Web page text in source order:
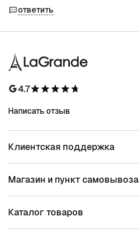
ответить
4.7
Написать отзыв
Клиентская поддержка
Магазин и пункт самовывоза
Каталог товаров